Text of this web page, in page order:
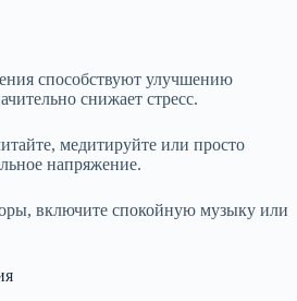
способствуют улучшению
снижает стресс.
медитируйте или просто
напряжение.
включите спокойную музыку или